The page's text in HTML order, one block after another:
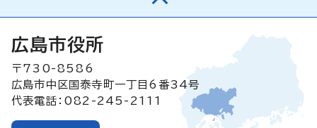
広島市役所
〒730-8586
広島市中区国泰寺町一丁目6番34号
代表電話：082-245-2111